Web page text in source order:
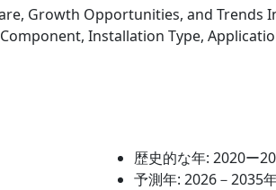
Growth Opportunities, and Trends
Installation Type,
歴史的な年: 2020ー
予測年: 2026－2035